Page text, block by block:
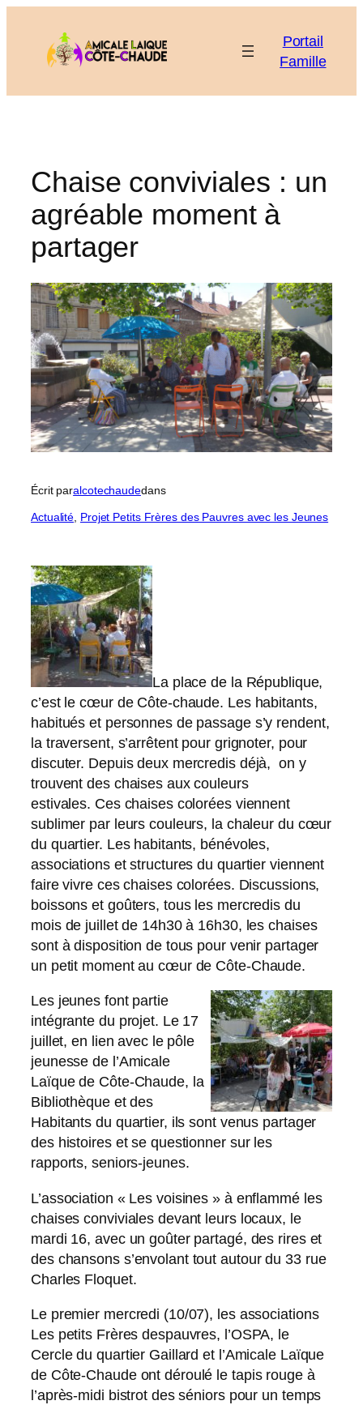
contenu
Portail
Famille
Chaise conviviales : un
agréable moment à
partager
Écrit paralcotechaudedans
Actualité, Projet Petits Frères des Pauvres avec les Jeunes
La place de la République,
c’est le cœur de Côte-chaude. Les habitants,
habitués et personnes de passage s’y rendent,
la traversent, s’arrêtent pour grignoter, pour
discuter. Depuis deux mercredis déjà, on y
trouvent des chaises aux couleurs
estivales. Ces chaises colorées viennent
sublimer par leurs couleurs, la chaleur du cœur
du quartier. Les habitants, bénévoles,
associations et structures du quartier viennent
faire vivre ces chaises colorées. Discussions,
boissons et goûters, tous les mercredis du
mois de juillet de 14h30 à 16h30, les chaises
sont à disposition de tous pour venir partager
un petit moment au cœur de Côte-Chaude.
Les jeunes font partie
intégrante du projet. Le 17
juillet, en lien avec le pôle
jeunesse de l’Amicale
Laïque de Côte-Chaude, la
Bibliothèque et des
Habitants du quartier, ils sont venus partager
des histoires et se questionner sur les
rapports, seniors-jeunes.
L’association « Les voisines » à enflammé les
chaises conviviales devant leurs locaux, le
mardi 16, avec un goûter partagé, des rires et
des chansons s’envolant tout autour du 33 rue
Charles Floquet.
Le premier mercredi (10/07), les associations
Les petits Frères despauvres, l’OSPA, le
Cercle du quartier Gaillard et l’Amicale Laïque
de Côte-Chaude ont déroulé le tapis rouge à
l’après-midi bistrot des séniors pour un temps